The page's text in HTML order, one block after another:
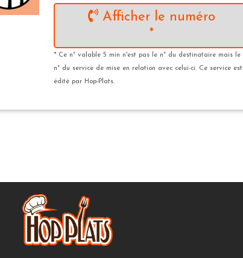
Afficher le numéro
*
* Ce n° valable 5 min n'est pas le n° du destinataire mais le
n° du service de mise en relation avec celui-ci. Ce service est
édité par Hop-Plats.